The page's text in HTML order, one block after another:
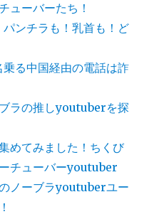
ューバーたち！
ンチラも！乳首も！ど
乗る中国経由の電話は詐
ラの推しyoutuberを探
めてみました！ちくび
チューバーyoutuber
ノーブラyoutuberユー